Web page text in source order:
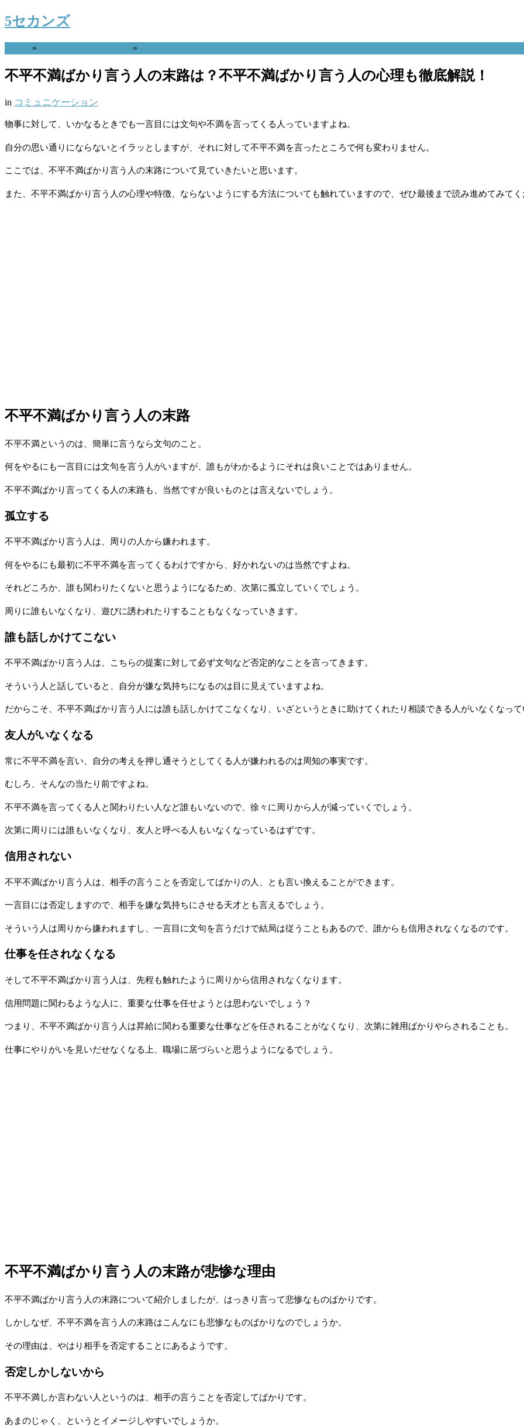
5セカンズ
» »
不平不満ばかり言う人の末路は？不平不満ばかり言う人の心理も徹底解説！
in コミュニケーション
物事に対して、いかなるときでも一言目には文句や不満を言ってくる人っていますよね。
自分の思い通りにならないとイラッとしますが、それに対して不平不満を言ったところで何も変わりません。
ここでは、不平不満ばかり言う人の末路について見ていきたいと思います。
また、不平不満ばかり言う人の心理や特徴、ならないようにする方法についても触れていますので、ぜひ最後まで読み進めてみて
不平不満ばかり言う人の末路
不平不満というのは、簡単に言うなら文句のこと。
何をやるにも一言目には文句を言う人がいますが、誰もがわかるようにそれは良いことではありません。
不平不満ばかり言ってくる人の末路も、当然ですが良いものとは言えないでしょう。
孤立する
不平不満ばかり言う人は、周りの人から嫌われます。
何をやるにも最初に不平不満を言ってくるわけですから、好かれないのは当然ですよね。
それどころか、誰も関わりたくないと思うようになるため、次第に孤立していくでしょう。
周りに誰もいなくなり、遊びに誘われたりすることもなくなっていきます。
誰も話しかけてこない
不平不満ばかり言う人は、こちらの提案に対して必ず文句など否定的なことを言ってきます。
そういう人と話していると、自分が嫌な気持ちになるのは目に見えていますよね。
だからこそ、不平不満ばかり言う人には誰も話しかけてこなくなり、いざというときに助けてくれたり相談できる人がいなくなっ
友人がいなくなる
常に不平不満を言い、自分の考えを押し通そうとしてくる人が嫌われるのは周知の事実です。
むしろ、そんなの当たり前ですよね。
不平不満を言ってくる人と関わりたい人など誰もいないので、徐々に周りから人が減っていくでしょう。
次第に周りには誰もいなくなり、友人と呼べる人もいなくなっているはずです。
信用されない
不平不満ばかり言う人は、相手の言うことを否定してばかりの人、とも言い換えることができます。
一言目には否定しますので、相手を嫌な気持ちにさせる天才とも言えるでしょう。
そういう人は周りから嫌われますし、一言目に文句を言うだけで結局は従うこともあるので、誰からも信用されなくなるのです。
仕事を任されなくなる
そして不平不満ばかり言う人は、先程も触れたように周りから信用されなくなります。
信用問題に関わるような人に、重要な仕事を任せようとは思わないでしょう？
つまり、不平不満ばかり言う人は昇給に関わる重要な仕事などを任されることがなくなり、次第に雑用ばかりやらされることも。
仕事にやりがいを見いだせなくなる上、職場に居づらいと思うようになるでしょう。
不平不満ばかり言う人の末路が悲惨な理由
不平不満ばかり言う人の末路について紹介しましたが、はっきり言って悲惨なものばかりです。
しかしなぜ、不平不満を言う人の末路はこんなにも悲惨なものばかりなのでしょうか。
その理由は、やはり相手を否定することにあるようです。
否定しかしないから
不平不満しか言わない人というのは、相手の言うことを否定してばかりです。
あまのじゃく、というとイメージしやすいでしょうか。